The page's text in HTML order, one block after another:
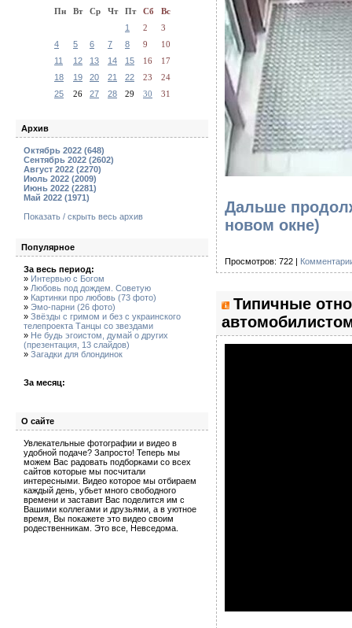
Пн
Вт Ср Чт Пт Сб
Вс
1
2
3
4
5 6 7 8 9
10
11
12 13 14 15 16
17
18
19 20 21 22 23
24
25
26 27 28 29 30 31
Архив
Октябрь 2022 (648)
Сентябрь 2022 (2602)
Август 2022 (2270)
Июль 2022 (2009)
Июнь 2022 (2281)
Май 2022 (1971)
Показать / скрыть весь архив
Популярное
За весь период:
» Интервью с Богом
» Любовь под дождем. Советую
» Картинки про любовь (73 фото)
» Эмо-парни (26 фото)
» Звёзды с гримом и без с украинского
телепроекта Танцы со звездами
» Не будь эгоистом, думай о других
(презентация, 13 слайдов)
» Загадки для блондинок
За месяц:
О сайте
Увлекательные фотографии и видео в
удобной подаче? Запросто! Теперь мы
можем Вас радовать подборками со всех
сайтов которые мы посчитали
интересными. Видео которое мы отбираем
каждый день, убьет много свободного
времени и заставит Вас поделится им с
Вашими коллегами и друзьями, а в уютное
время, Вы покажете это видео своим
родественникам. Это все, Невседома.
Дальше
новом окне)
Просмотров: 722 |
Типичные